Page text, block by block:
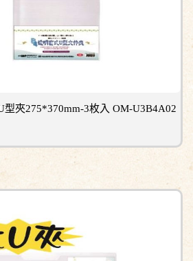
型夾275*370mm-3枚入 OM-U3B4A02